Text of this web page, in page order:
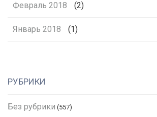
Февраль 2018 (2)
Январь 2018 (1)
РУБРИКИ
Без рубрики (557)